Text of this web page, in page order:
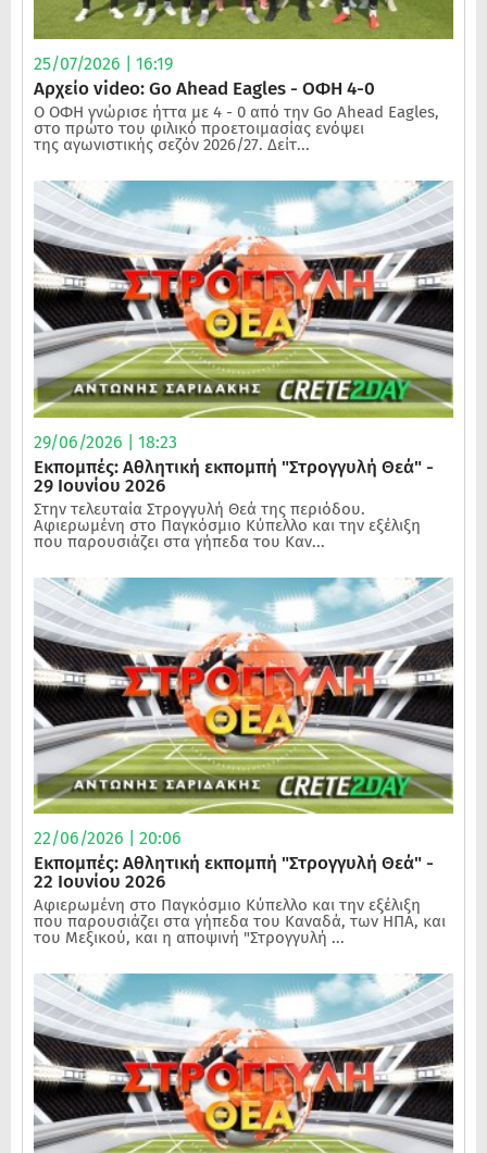
25/07/2026 | 16:19
Αρχείο video: Go Ahead Eagles - ΟΦΗ 4-0
Ο ΟΦΗ γνώρισε ήττα με 4 - 0 από την Go Ahead Eagles,
στο πρώτο του φιλικό προετοιμασίας ενόψει
της αγωνιστικής σεζόν 2026/27. Δείτ...
29/06/2026 | 18:23
Εκπομπές: Αθλητική εκπομπή "Στρογγυλή Θεά" -
29 Ιουνίου 2026
Στην τελευταία Στρογγυλή Θεά της περιόδου.
Αφιερωμένη στο Παγκόσμιο Κύπελλο και την εξέλιξη
που παρουσιάζει στα γήπεδα του Καν...
22/06/2026 | 20:06
Εκπομπές: Αθλητική εκπομπή "Στρογγυλή Θεά" -
22 Ιουνίου 2026
Αφιερωμένη στο Παγκόσμιο Κύπελλο και την εξέλιξη
που παρουσιάζει στα γήπεδα του Καναδά, των ΗΠΑ, και
του Μεξικού, και η αποψινή "Στρογγυλή ...